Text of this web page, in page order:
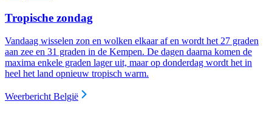
Tropische zondag
Vandaag wisselen zon en wolken elkaar af en wordt het 27 graden
aan zee en 31 graden in de Kempen. De dagen daarna komen de
maxima enkele graden lager uit, maar op donderdag wordt het in
heel het land opnieuw tropisch warm.
Weerbericht België